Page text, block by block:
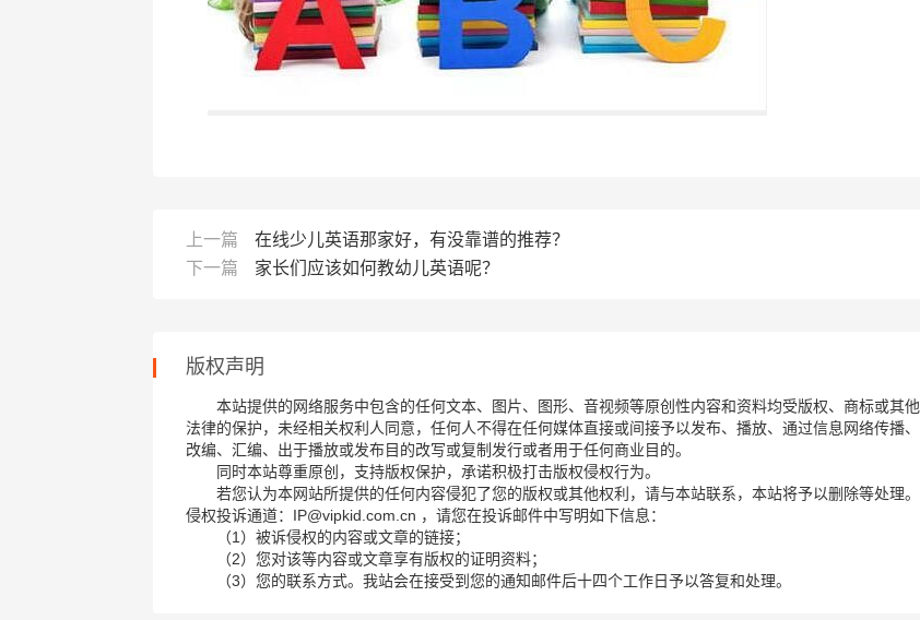
上一篇
在线少儿英语那家好，有没靠谱的推荐？
下一篇
家长们应该如何教幼儿英语呢？
版权声明
本站提供的网络服务中包含的任何文本、图片、图形、音视频等原创性内容和资料均受版权、商标或其他
法律的保护，未经相关权利人同意，任何人不得在任何媒体直接或间接予以发布、播放、通过信息网络传播、
改编、汇编、出于播放或发布目的改写或复制发行或者用于任何商业目的。
同时本站尊重原创，支持版权保护，承诺积极打击版权侵权行为。
若您认为本网站所提供的任何内容侵犯了您的版权或其他权利，请与本站联系，本站将予以删除等处理。
侵权投诉通道：IP@vipkid.com.cn ，请您在投诉邮件中写明如下信息：
（1）被诉侵权的内容或文章的链接；
（2）您对该等内容或文章享有版权的证明资料；
（3）您的联系方式。我站会在接受到您的通知邮件后十四个工作日予以答复和处理。